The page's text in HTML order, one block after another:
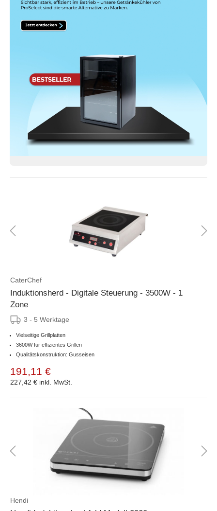
CaterChef
Induktionsherd - Digitale Steuerung - 3500W - 1
Zone
3 - 5 Werktage
Vielseitige Grillplatten
3600W für effizientes Grillen
Qualitätskonstruktion: Gusseisen
191,11 €
227,42 € inkl. MwSt.
Hendi